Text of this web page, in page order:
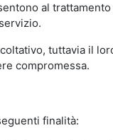
al
tuttavia il
compromessa.
finalità: